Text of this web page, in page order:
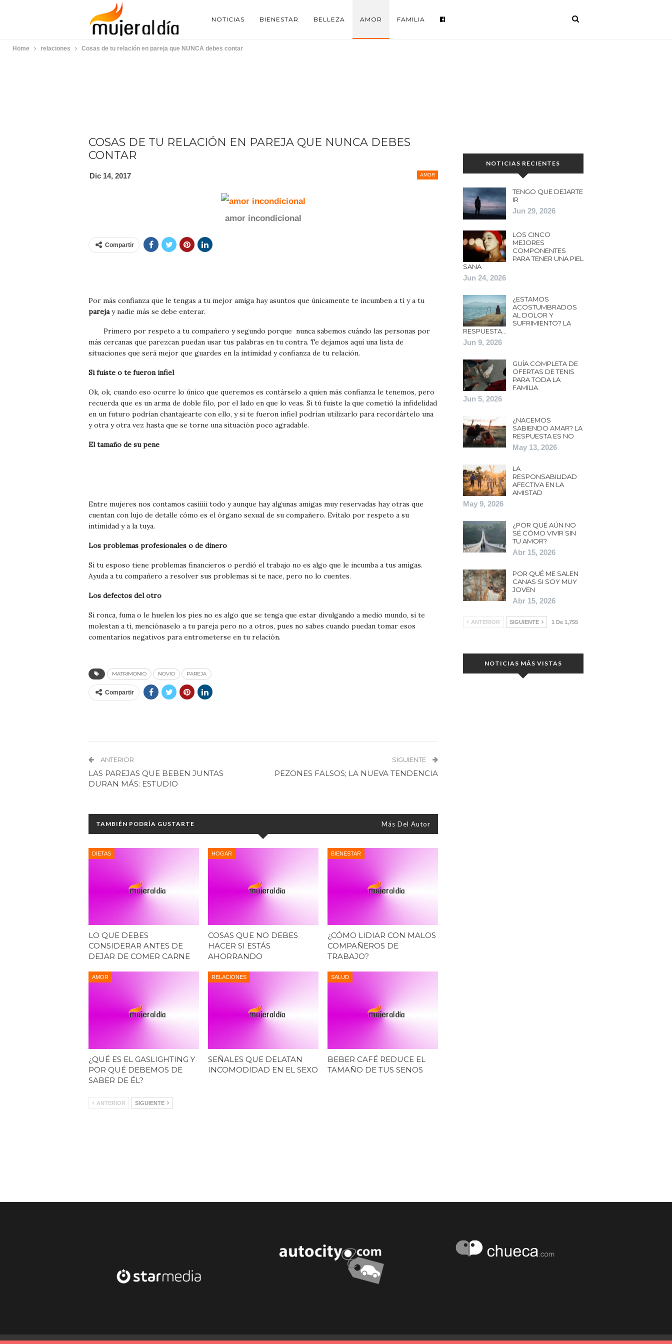
NOTICIAS BIENESTAR BELLEZA AMOR FAMILIA
Home relaciones Cosas de tu relación en pareja que NUNCA debes contar
COSAS DE TU RELACIÓN EN PAREJA QUE NUNCA DEBES
CONTAR
AMOR
Dic 14, 2017
amor incondicional
Compartir
Por más confianza que le tengas a tu mejor amiga hay asuntos que únicamente te incumben a ti y a tu
pareja y nadie más se debe enterar.
Primero por respeto a tu compañero y segundo porque nunca sabemos cuándo las personas por
más cercanas que parezcan puedan usar tus palabras en tu contra. Te dejamos aquí una lista de
situaciones que será mejor que guardes en la intimidad y confianza de tu relación.
Si fuiste o te fueron infiel
Ok, ok, cuando eso ocurre lo único que queremos es contárselo a quien más confianza le tenemos, pero
recuerda que es un arma de doble filo, por el lado en que lo veas. Si tú fuiste la que cometió la infidelidad
en un futuro podrían chantajearte con ello, y si te fueron infiel podrían utilizarlo para recordártelo una
y otra y otra vez hasta que se torne una situación poco agradable.
El tamaño de su pene
Entre mujeres nos contamos casiiiii todo y aunque hay algunas amigas muy reservadas hay otras que
cuentan con lujo de detalle cómo es el órgano sexual de su compañero. Evítalo por respeto a su
intimidad y a la tuya.
Los problemas profesionales o de dinero
Si tu esposo tiene problemas financieros o perdió el trabajo no es algo que le incumba a tus amigas.
Ayuda a tu compañero a resolver sus problemas si te nace, pero no lo cuentes.
Los defectos del otro
Si ronca, fuma o le huelen los pies no es algo que se tenga que estar divulgando a medio mundo, si te
molestan a ti, menciónaselo a tu pareja pero no a otros, pues no sabes cuando puedan tomar esos
comentarios negativos para entrometerse en tu relación.
MATRIMONIO NOVIO PAREJA
Compartir
ANTERIOR
LAS PAREJAS QUE BEBEN JUNTAS
DURAN MÁS: ESTUDIO
SIGUIENTE
PEZONES FALSOS; LA NUEVA TENDENCIA
TAMBIÉN PODRÍA GUSTARTE Más Del Autor
DIETAS
LO QUE DEBES
CONSIDERAR ANTES DE
DEJAR DE COMER CARNE
HOGAR
COSAS QUE NO DEBES
HACER SI ESTÁS
AHORRANDO
BIENESTAR
¿CÓMO LIDIAR CON MALOS
COMPAÑEROS DE
TRABAJO?
AMOR
¿QUÉ ES EL GASLIGHTING Y
POR QUÉ DEBEMOS DE
SABER DE ÉL?
RELACIONES
SEÑALES QUE DELATAN
INCOMODIDAD EN EL SEXO
SALUD
BEBER CAFÉ REDUCE EL
TAMAÑO DE TUS SENOS
ANTERIOR SIGUIENTE
NOTICIAS RECIENTES
TENGO QUE DEJARTE
IR
Jun 29, 2026
LOS CINCO
MEJORES
COMPONENTES
PARA TENER UNA PIEL
SANA
Jun 24, 2026
¿ESTAMOS
ACOSTUMBRADOS
AL DOLOR Y
SUFRIMIENTO? LA
RESPUESTA…
Jun 9, 2026
GUÍA COMPLETA DE
OFERTAS DE TENIS
PARA TODA LA
FAMILIA
Jun 5, 2026
¿NACEMOS
SABIENDO AMAR? LA
RESPUESTA ES NO
May 13, 2026
LA
RESPONSABILIDAD
AFECTIVA EN LA
AMISTAD
May 9, 2026
¿POR QUÉ AÚN NO
SÉ CÓMO VIVIR SIN
TU AMOR?
Abr 15, 2026
POR QUÉ ME SALEN
CANAS SI SOY MUY
JOVEN
Abr 15, 2026
ANTERIOR SIGUIENTE 1 De 1,755
NOTICIAS MÁS VISTAS